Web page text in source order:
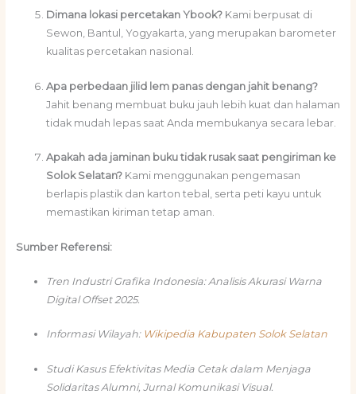
Dimana lokasi percetakan Ybook?Kami berpusat di
Sewon, Bantul, Yogyakarta, yang merupakan barometer
kualitas percetakan nasional.
Apa perbedaan jilid lem panas dengan jahit benang?
Jahit benang membuat buku jauh lebih kuat dan halaman
tidak mudah lepas saat Anda membukanya secara lebar.
Apakah ada jaminan buku tidak rusak saat pengiriman ke
Solok Selatan?Kami menggunakan pengemasan
berlapis plastik dan karton tebal, serta peti kayu untuk
memastikan kiriman tetap aman.
Sumber Referensi:
Tren Industri Grafika Indonesia: Analisis Akurasi Warna
Digital Offset 2025.
Informasi Wilayah: Wikipedia Kabupaten Solok Selatan
Studi Kasus Efektivitas Media Cetak dalam Menjaga
Solidaritas Alumni, Jurnal Komunikasi Visual.